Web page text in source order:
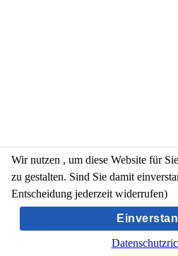
Wir nutzen , um diese Website für
zu gestalten. Sind Sie damit
Entscheidung jederzeit widerrufen)